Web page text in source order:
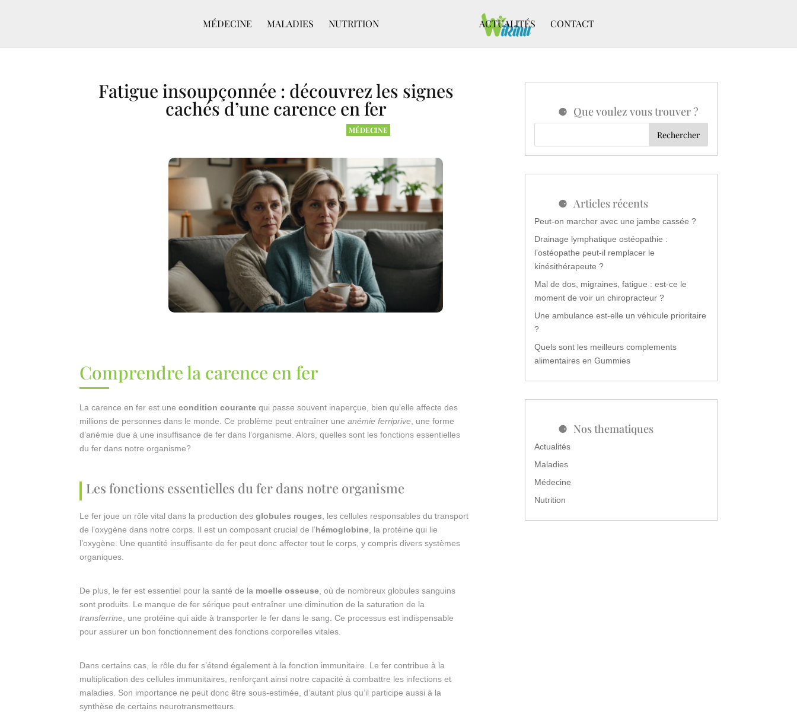
MÉDECINE MALADIES NUTRITION ACTUALITÉS CONTACT
Fatigue insoupçonnée : découvrez les signes
cachés d’une carence en fer
MÉDECINE
Comprendre la carence en fer
La carence en fer est unecondition courante qui passe souvent inaperçue, bien qu’elle affecte des
millions de personnes dans le monde. Ce problème peut entraîner uneanémie ferriprive , une forme
d’anémie due à une insuffisance de fer dans l’organisme. Alors, quelles sont les fonctions essentielles
du fer dans notre organisme?
Les fonctions essentielles du fer dans notre organisme
Le fer joue un rôle vital dans la production desglobules rouges , les cellules responsables du transport
de l’oxygène dans notre corps. Il est un composant crucial de l’hémoglobine , la protéine qui lie
l’oxygène. Une quantité insuffisante de fer peut donc affecter tout le corps, y compris divers systèmes
organiques.
De plus, le fer est essentiel pour la santé de la moelle osseuse , où de nombreux globules sanguins
sont produits. Le manque de fer sérique peut entraîner une diminution de la saturation de la
transferrine , une protéine qui aide à transporter le fer dans le sang. Ce processus est indispensable
pour assurer un bon fonctionnement des fonctions corporelles vitales.
Dans certains cas, le rôle du fer s’étend également à la fonction immunitaire. Le fer contribue à la
multiplication des cellules immunitaires, renforçant ainsi notre capacité à combattre les infections et
maladies. Son importance ne peut donc être sous-estimée, d’autant plus qu’il participe aussi à la
synthèse de certains neurotransmetteurs.
Que voulez vous trouver ?
Articles récents
Peut-on marcher avec une jambe cassée ?
Drainage lymphatique ostéopathie :
l’ostéopathe peut-il remplacer le
kinésithérapeute ?
Mal de dos, migraines, fatigue : est-ce le
moment de voir un chiropracteur ?
Une ambulance est-elle un véhicule prioritaire
?
Quels sont les meilleurs complements
alimentaires en Gummies
Nos thematiques
Actualités
Maladies
Médecine
Nutrition